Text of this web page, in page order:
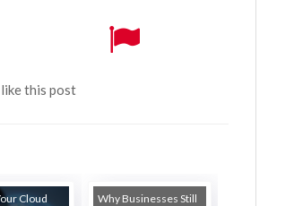
this post
Cloud
Why Businesses Still